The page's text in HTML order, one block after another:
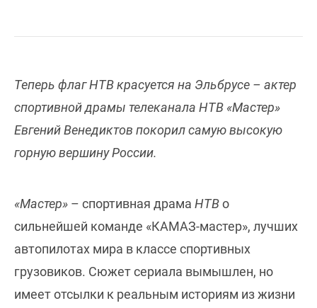
Теперь флаг НТВ красуется на Эльбрусе – актер
спортивной драмы телеканала НТВ «Мастер»
Евгений Венедиктов покорил самую высокую
горную вершину России.
«Мастер» – спортивная драма НТВо
сильнейшей команде «КАМАЗ-мастер», лучших
автопилотах мира в классе спортивных
грузовиков. Сюжет сериала вымышлен, но
имеет отсылки к реальным историям из жизни